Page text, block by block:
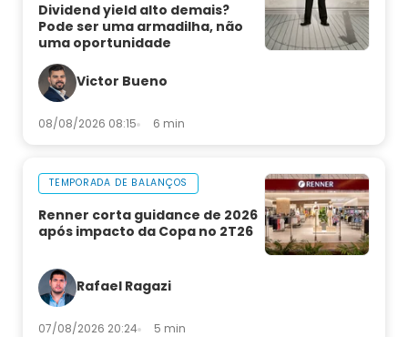
Dividend yield alto demais?
Pode ser uma armadilha, não
uma oportunidade
Victor Bueno
08/08/2026 08:15 6 min
TEMPORADA DE BALANÇOS
Renner corta guidance de 2026
após impacto da Copa no 2T26
Rafael Ragazi
07/08/2026 20:24 5 min